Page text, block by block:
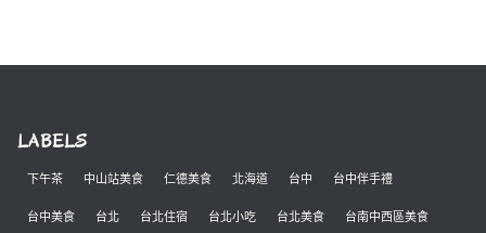
LABELS
下午茶 中山站美食 仁德美食 北海道 台中 台中伴手禮
台中美食 台北 台北住宿 台北小吃 台北美食 台南中西區美食